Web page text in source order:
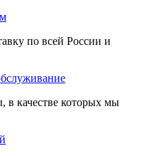
по всей России и
в качестве которых мы